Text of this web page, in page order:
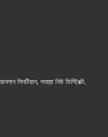
সিনটিয়ান, লংহুয়া নিউ ডিস্ট্রিক্ট,